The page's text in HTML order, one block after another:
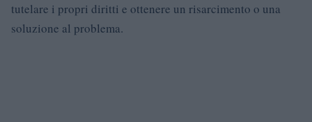
tutelare i propri diritti e ottenere un risarcimento o una
soluzione al problema.